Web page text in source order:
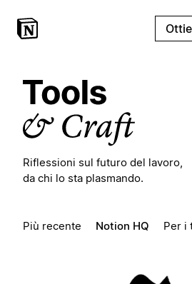
Riflessioni sul futuro del lavoro,
da chi lo sta plasmando.
Più recente Notion HQ Per i